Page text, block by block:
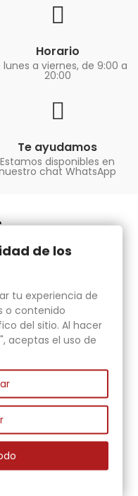
Horario
lunes a viernes, de 9:00 a
20:00
Te ayudamos
Estamos disponibles en
chat WhatsApp
en talla de madera,
la madera auxiliar
de los
tu experiencia de
o contenido
del sitio. Al hacer
aceptas el uso de